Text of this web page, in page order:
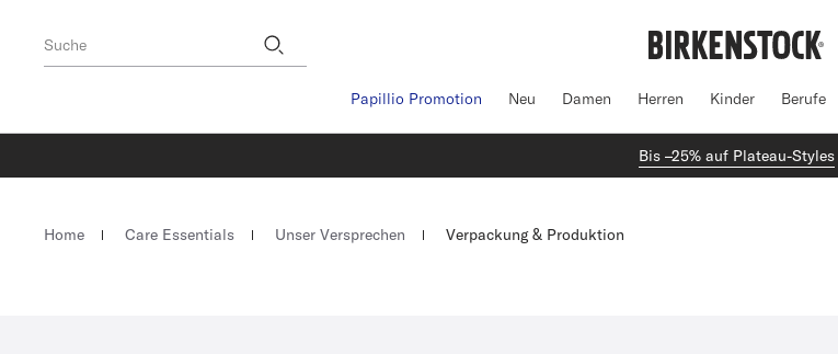
Suche
Stores
Papillio Promotion Neu Damen Herren Kinder Berufe
Bis –25% auf Plateau-Styles
Homepage
Home Care Essentials Unser Versprechen Verpackung & Produktion